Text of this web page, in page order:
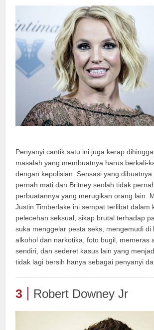
Penyanyi cantik satu ini juga kerap
masalah yang membuatnya harus berkali-
dengan kepolisian. Sensasi yang
pernah mati dan Britney seolah tidak
perbuatannya yang merugikan orang lain.
Justin Timberlake ini sempat terlibat dalam
pelecehan seksual, sikap brutal terhadap
suka menggelar pesta seks, mengemudi di
alkohol dan narkotika, foto bugil, memeras
sendiri, dan sederet kasus lain yang
tidak lagi bersih hanya sebagai penyanyi
3 Robert Downey Jr